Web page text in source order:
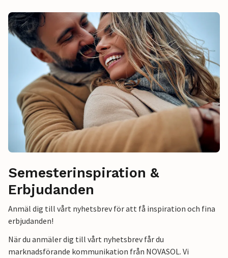
Semesterinspiration &
Erbjudanden
Anmäl dig till vårt nyhetsbrev för att få inspiration och fina
erbjudanden!
När du anmäler dig till vårt nyhetsbrev får du
marknadsförande kommunikation från NOVASOL. Vi